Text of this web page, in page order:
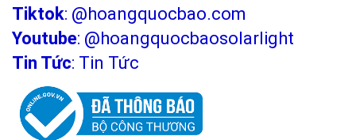
Tiktok: @hoangquocbao.com
Youtube: @hoangquocbaosolarlight
Tin Tức: Tin Tức